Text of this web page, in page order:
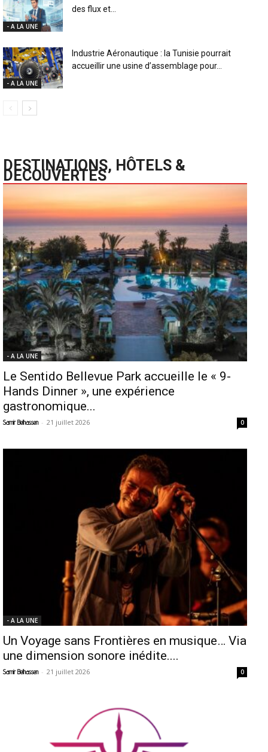
- A LA UNE
des flux et...
- A LA UNE
Industrie Aéronautique : la Tunisie pourrait
accueillir une usine d’assemblage pour...
DESTINATIONS, HÔTELS &
DECOUVERTES
- A LA UNE
Le Sentido Bellevue Park accueille le « 9-
Hands Dinner », une expérience
gastronomique...
Samir Belhassen - 21 juillet 2026 0
- A LA UNE
Un Voyage sans Frontières en musique… Via
une dimension sonore inédite....
Samir Belhassen - 21 juillet 2026 0